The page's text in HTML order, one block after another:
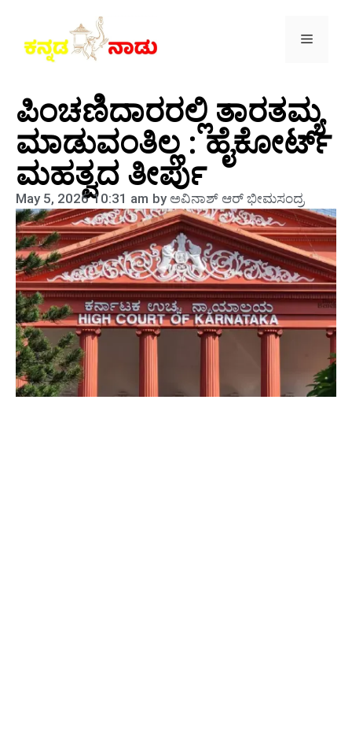
ಪಿಂಚಣಿದಾರರಲ್ಲಿ ತಾರತಮ್ಯ
ಮಾಡುವಂತಿಲ್ಲ : ಹೈಕೋರ್ಟ್
ಮಹತ್ವದ ತೀರ್ಪು
May 5, 2026 10:31 am byಅವಿನಾಶ್‌ ಆರ್‌ ಭೀಮಸಂದ್ರ